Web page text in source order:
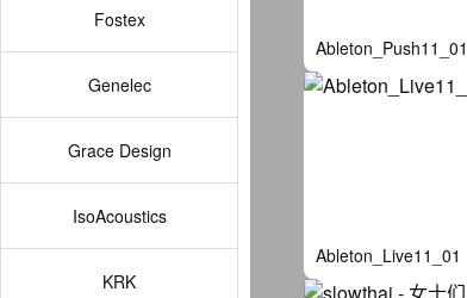
Fostex
Genelec
Grace Design
IsoAcoustics
KRK
Ableton_Push11_01
Ableton_Live11_01